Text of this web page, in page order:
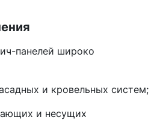
панелей широко
и кровельных систем;
и несущих